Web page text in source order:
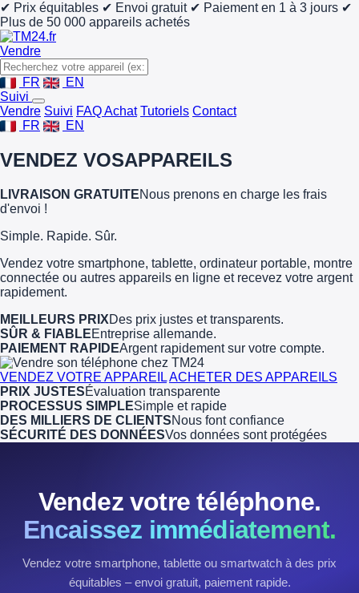
✔ Prix équitables ✔ Envoi gratuit ✔ Paiement en 1 à 3 jours ✔
Plus de 50 000 appareils achetés
Vendre
FR
EN
Suivi
Vendre Suivi FAQ Achat Tutoriels Contact
FR
EN
VENDEZ VOSAPPAREILS
LIVRAISON GRATUITENous prenons en charge les frais
d'envoi !
Simple. Rapide. Sûr.
Vendez votre smartphone, tablette, ordinateur portable, montre
connectée ou autres appareils en ligne et recevez votre argent
rapidement.
MEILLEURS PRIXDes prix justes et transparents.
SÛR & FIABLEEntreprise allemande.
PAIEMENT RAPIDEArgent rapidement sur votre compte.
VENDEZ VOTRE APPAREILACHETER DES APPAREILS
PRIX JUSTESÉvaluation transparente
PROCESSUS SIMPLESimple et rapide
DES MILLIERS DE CLIENTSNous font confiance
SÉCURITÉ DES DONNÉESVos données sont protégées
Vendez votre téléphone.
Encaissez immédiatement.
Vendez votre smartphone, tablette ou smartwatch à des prix
équitables – envoi gratuit, paiement rapide.